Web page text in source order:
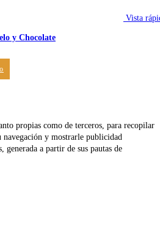
Vista
y Chocolate
propias como de terceros, para recopilar
navegación y mostrarle publicidad
generada a partir de sus pautas de